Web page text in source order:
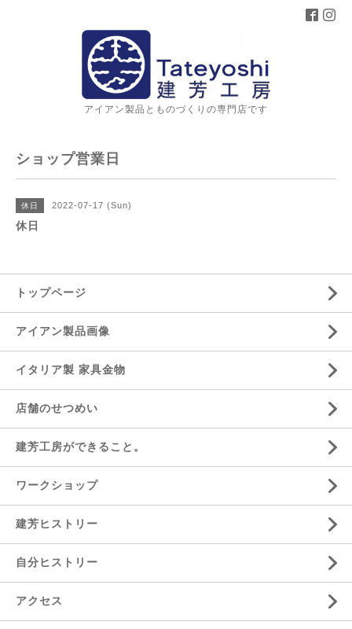
アイアン製品とものづくりの専門店です
ショップ営業日
休日 2022-07-17 (Sun)
休日
トップページ
アイアン製品画像
イタリア製 家具金物
店舗のせつめい
建芳工房ができること。
ワークショップ
建芳ヒストリー
自分ヒストリー
アクセス